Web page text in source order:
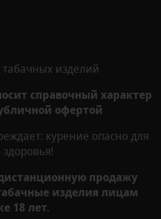
изделий
справочный характер
офертой
курение опасно для
продажу
изделия лицам
18 лет.